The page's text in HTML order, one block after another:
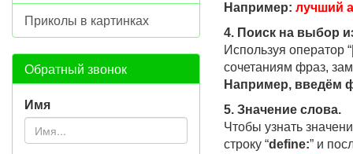
Приколы в картинках
Обратный звонок
Имя
Например: лучший
4. Поиск на выбор
Используя оператор “
сочетаниям фраз,
Например, введём
5. Значение слова.
Чтобы узнать
строку “define:” и